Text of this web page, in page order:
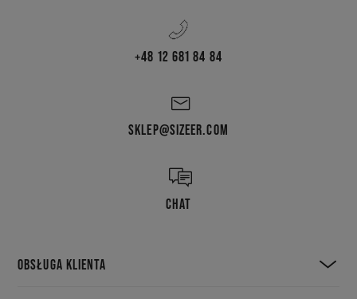
+48 12 681 84 84
SKLEP@SIZEER.COM
CHAT
OBSŁUGA KLIENTA